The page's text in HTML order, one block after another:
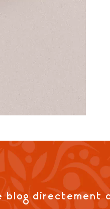
blog directement